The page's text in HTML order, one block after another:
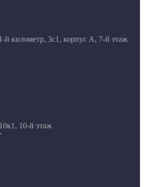
й километр, 3с1, корпус А, 7-й этаж
10-й этаж